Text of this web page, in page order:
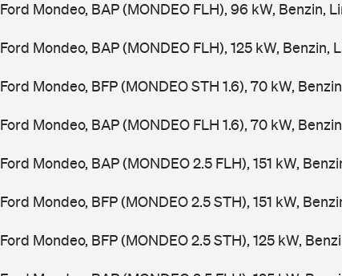
Ford Mondeo, BAP (MONDEO FLH), 96 kW, Benzin,
Ford Mondeo, BAP (MONDEO FLH), 125 kW, Benzin,
Ford Mondeo, BFP (MONDEO STH 1.6), 70 kW,
Ford Mondeo, BAP (MONDEO FLH 1.6), 70 kW,
Ford Mondeo, BAP (MONDEO 2.5 FLH), 151 kW,
Ford Mondeo, BFP (MONDEO 2.5 STH), 151 kW,
Ford Mondeo, BFP (MONDEO 2.5 STH), 125 kW,